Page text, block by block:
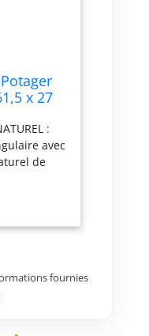
x 27
:
avec
de
jardin
:
de
sans
fournies